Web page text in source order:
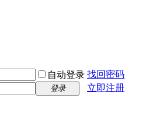
自动登录 找回密码
登录
立即注册